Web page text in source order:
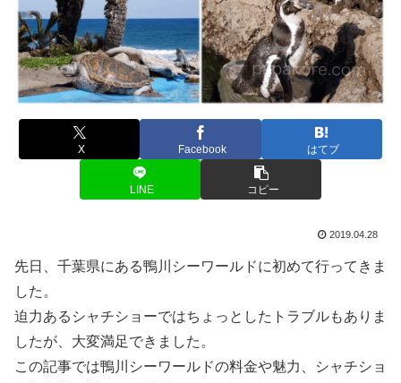
X Facebook はてブ
LINE コピー
2019.04.28
先日、千葉県にある鴨川シーワールドに初めて行ってきま
した。
迫力あるシャチショーではちょっとしたトラブルもありま
したが、大変満足できました。
この記事では鴨川シーワールドの料金や魅力、シャチショ